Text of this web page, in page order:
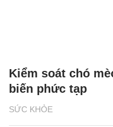
SỨC KHỎE
Kiểm soát chó
biến phức tạp